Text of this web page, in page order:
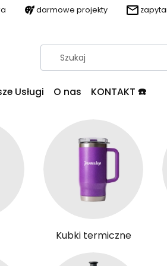
darmowe projekty
Usługi O nas KONTAKT ☎️
Kubki termiczne